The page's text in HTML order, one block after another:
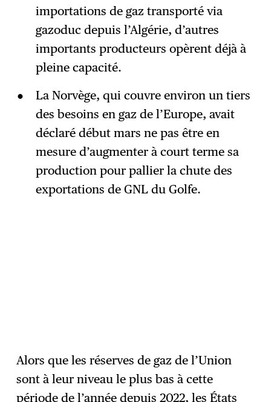
importations de gaz transporté via
gazoduc depuis l’Algérie, d’autres
importants producteurs opèrent déjà à
pleine capacité.
La Norvège, qui couvre environ un tiers
des besoins en gaz de l’Europe, avait
déclaré début mars ne pas être en
mesure d’augmenter à court terme sa
production pour pallier la chute des
exportations de GNL du Golfe.
Alors que les réserves de gaz de l’Union
sont à leur niveau le plus bas à cette
période de l’année depuis 2022, les États